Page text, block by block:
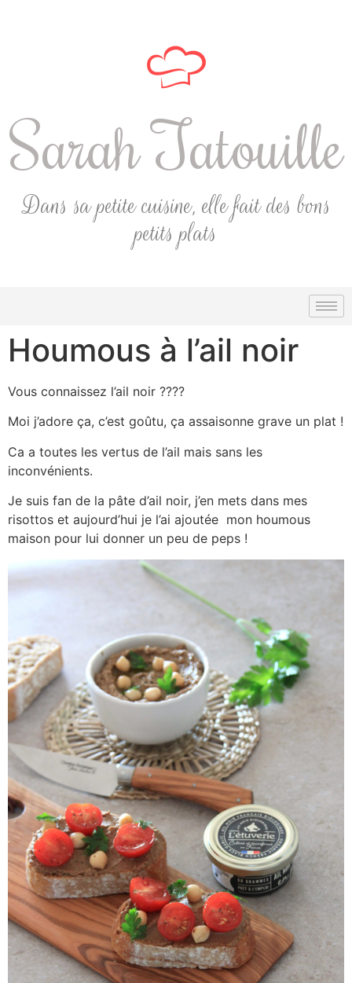
Sarah Tatouille
Dans sa petite cuisine, elle fait des bons
petits plats
Houmous à l’ail noir
Vous connaissez l’ail noir ????
Moi j’adore ça, c’est goûtu, ça assaisonne grave un plat !
Ca a toutes les vertus de l’ail mais sans les
inconvénients.
Je suis fan de la pâte d’ail noir, j’en mets dans mes
risottos et aujourd’hui je l’ai ajoutée mon houmous
maison pour lui donner un peu de peps !